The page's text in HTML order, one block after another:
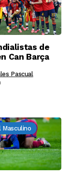
de
Can Barça
Pascual
Masculino